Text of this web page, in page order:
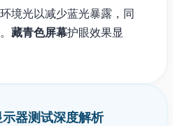
环境光以减少蓝光暴露，同
藏青色屏幕护眼效果显
器测试深度解析